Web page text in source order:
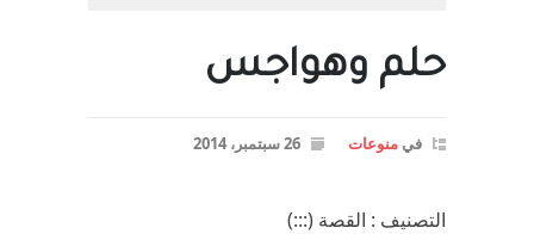
حلم وهواجس
في منوعات 26 سبتمبر، 2014
التصنيف : القصة (:::)